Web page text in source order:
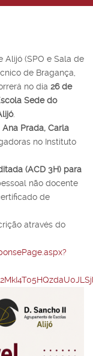
Alijó (SPO e Sala de
de Bragança,
no dia 26 de
Sede do
.
Ana Prada, Carla
no Instituto
(ACD 3H) para
não docente
de
através do